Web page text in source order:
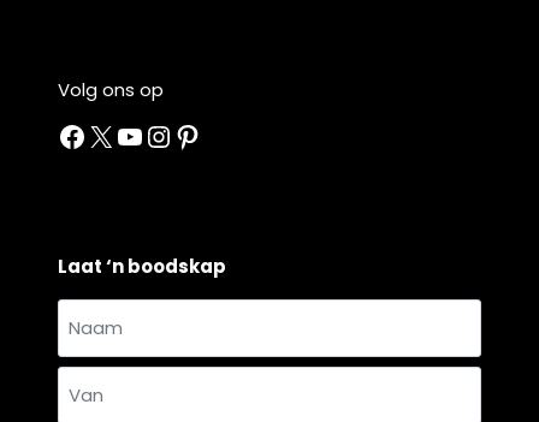
Volg ons op
Facebook
X YouTube
Instagram
Pinterest
Laat ‘n boodskap
Naam